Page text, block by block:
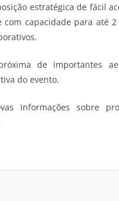
estratégica de fácil
capacidade para até
de importantes
do evento.
informações sobre